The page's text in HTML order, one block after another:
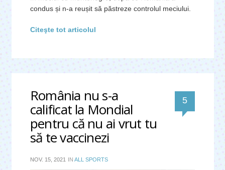
condus și n-a reușit să păstreze controlul meciului.
Citeşte tot articolul
România nu s-a
calificat la Mondial
pentru că nu ai vrut tu
să te vaccinezi
5
NOV. 15, 2021 IN ALL SPORTS